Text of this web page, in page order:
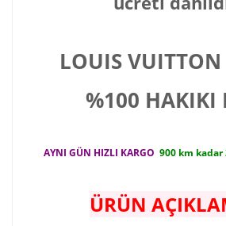
LOUIS VUITTON
%100 HAKIKI
AYNI GÜN HIZLI KARGO 900 km
ÜRÜN